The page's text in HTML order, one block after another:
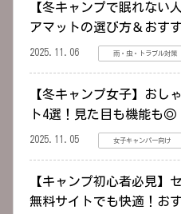
【冬キャンプで眠れない
アマットの選び方＆おす
2025.11.06 雨・虫・トラブル対策
【冬キャンプ女子】おし
ト4選！見た目も機能も◎
2025.11.05 女子キャンパー向け
【キャンプ初心者必見】
無料サイトでも快適！お